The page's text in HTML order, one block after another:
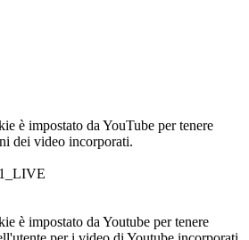
è impostato da YouTube per tenere
dei video incorporati.
è impostato da Youtube per tenere